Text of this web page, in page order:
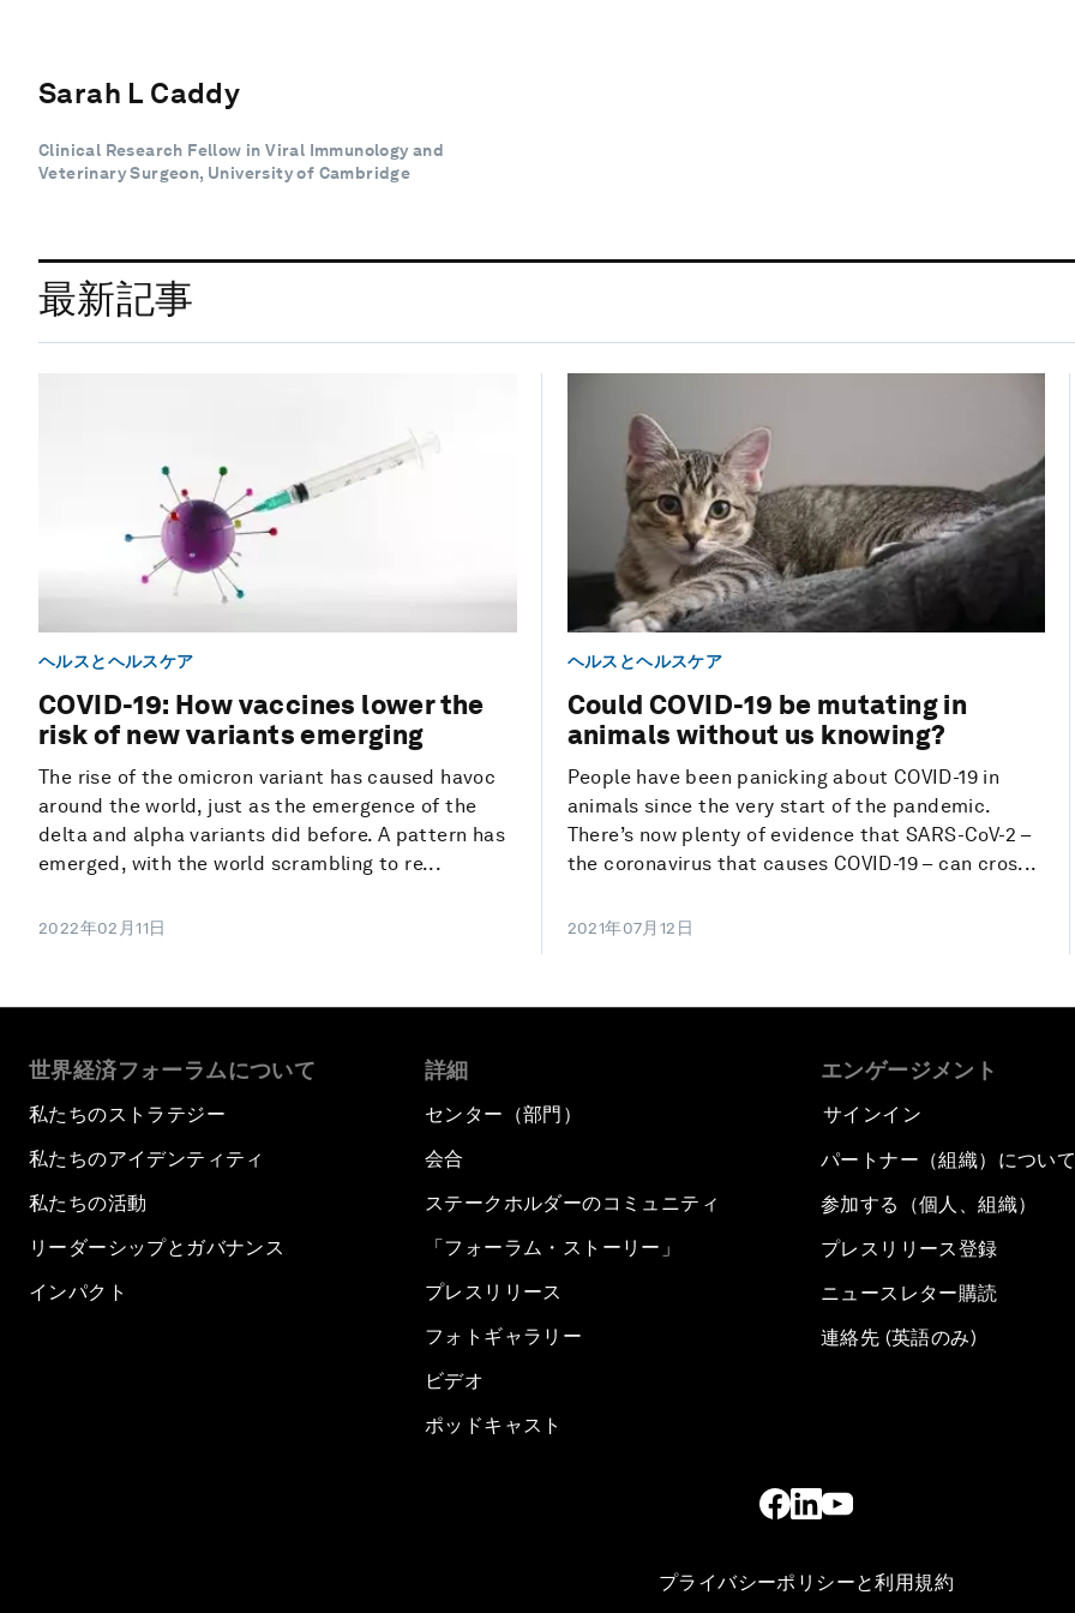
Sarah L Caddy
Clinical Research Fellow in Viral Immunology and
Veterinary Surgeon, University of Cambridge
最新記事
ヘルスとヘルスケア
COVID-19: How vaccines lower the
risk of new variants emerging
The rise of the omicron variant has caused havoc
around the world, just as the emergence of the
delta and alpha variants did before. A pattern has
emerged, with the world scrambling to re...
2022年02月11日
ヘルスとヘルスケア
Could COVID-19 be mutating in
animals without us knowing?
People have been panicking about COVID-19 in
animals since the very start of the pandemic.
There’s now plenty of evidence that SARS-CoV-2 –
the coronavirus that causes COVID-19 – can cros...
2021年07月12日
世界経済フォーラムについて
私たちのストラテジー
私たちのアイデンティティ
私たちの活動
リーダーシップとガバナンス
インパクト
詳細
センター（部門）
会合
ステークホルダーのコミュニティ
「フォーラム・ストーリー」
プレスリリース
フォトギャラリー
ビデオ
ポッドキャスト
エンゲージメント
サインイン
パートナー（組織）につい
参加する（個人、組織）
プレスリリース登録
ニュースレター購読
連絡先 (英語のみ)
プライバシーポリシーと利用規約